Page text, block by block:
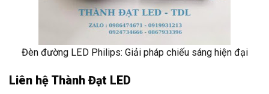
Đèn đường LED Philips: Giải pháp chiếu sáng hiện đại
Liên hệ Thành Đạt LED